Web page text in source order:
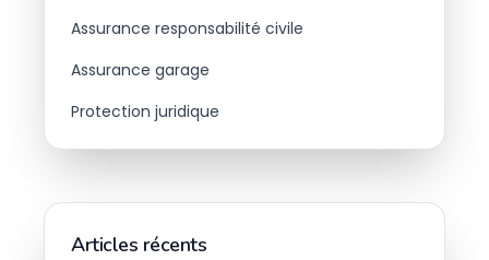
Assurance responsabilité civile
Assurance garage
Protection juridique
Articles récents